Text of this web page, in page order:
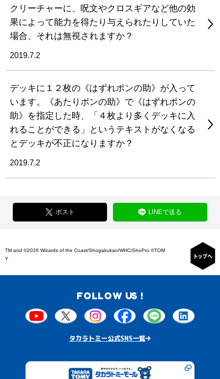
クリーチャーに、呪文やクロスギアなど他の効
果によって能力を得たり与えられたりしていた
場合、それは無視されますか？
2019.7.2
デッキに１２枚の《はずれポンの助》が入って
います。《あたりポンの助》で《はずれポンの
助》を指定した時、「４枚より多くデッキに入
れることができる」というテキストがなくなる
とデッキが不正になりますか？
2019.7.2
ポスト LINEで送る
TM and ©2026 Wizards of the Coast/Shogakukan/WHC/ShoPro ©TOM
Y
FOLLOW US !
タカラトミー公式SNS一覧